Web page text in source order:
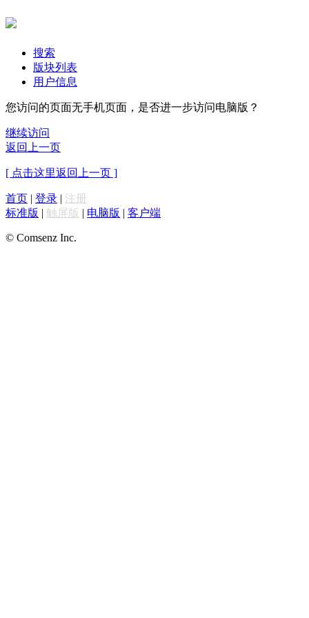
搜索
版块列表
用户信息
您访问的页面无手机页面，是否进一步访问电脑版？
继续访问
返回上一页
[ 点击这里返回上一页 ]
首页 | 登录 | 注册
标准版 | 触屏版 | 电脑版 | 客户端
© Comsenz Inc.